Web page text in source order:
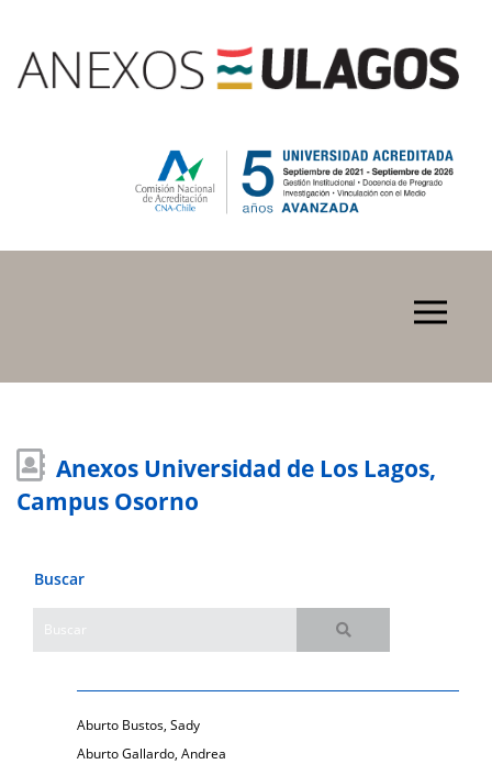
Anexos Universidad de Los Lagos,
Campus Osorno
Buscar
Aburto Bustos, Sady
Aburto Gallardo, Andrea